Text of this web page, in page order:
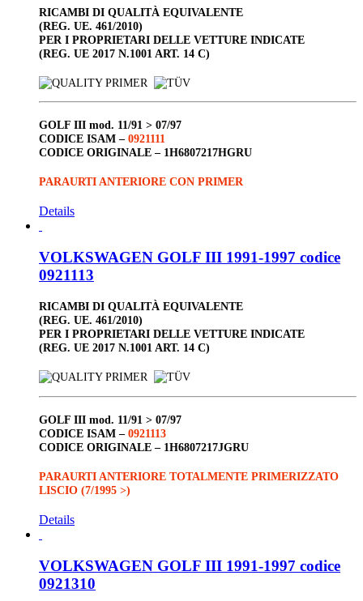
RICAMBI DI QUALITÀ EQUIVALENTE
(REG. UE. 461/2010)
PER I PROPRIETARI DELLE VETTURE INDICATE
(REG. UE 2017 N.1001 ART. 14 C)
GOLF III mod. 11/91 > 07/97
CODICE ISAM – 0921111
CODICE ORIGINALE – 1H6807217HGRU
PARAURTI ANTERIORE CON PRIMER
Details
VOLKSWAGEN GOLF III 1991-1997 codice
0921113
RICAMBI DI QUALITÀ EQUIVALENTE
(REG. UE. 461/2010)
PER I PROPRIETARI DELLE VETTURE INDICATE
(REG. UE 2017 N.1001 ART. 14 C)
GOLF III mod. 11/91 > 07/97
CODICE ISAM – 0921113
CODICE ORIGINALE – 1H6807217JGRU
PARAURTI ANTERIORE TOTALMENTE PRIMERIZZATO
LISCIO (7/1995 >)
Details
VOLKSWAGEN GOLF III 1991-1997 codice
0921310